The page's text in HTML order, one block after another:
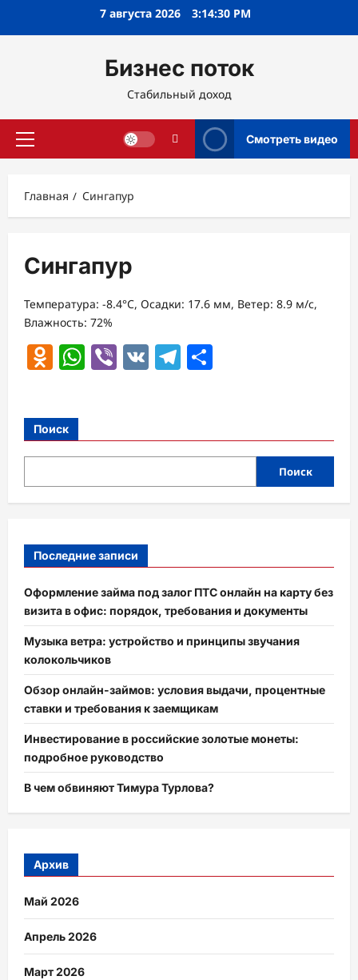
7 августа 2026 3:14:31 PM
Бизнес поток
Стабильный доход
Основное
Смотреть видео
Главная Сингапур
Сингапур
Температура: -8.4°C, Осадки: 17.6 мм, Ветер: 8.9 м/с,
Влажность: 72%
Odnoklassniki
WhatsApp
Viber
VK Telegram
Поиск
Поиск
Последние записи
Оформление займа под залог ПТС онлайн на карту без
визита в офис: порядок, требования и документы
Музыка ветра: устройство и принципы звучания
колокольчиков
Обзор онлайн-займов: условия выдачи, процентные
ставки и требования к заемщикам
Инвестирование в российские золотые монеты:
подробное руководство
В чем обвиняют Тимура Турлова?
Архив
Май 2026
Апрель 2026
Март 2026